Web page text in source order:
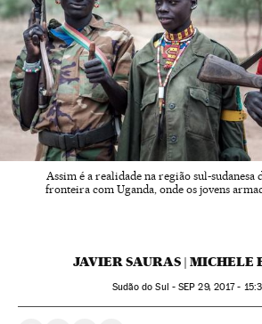
Assim é a realidade na região sul-sudanesa
fronteira com Uganda, onde os jovens
JAVIER SAURAS | MICHELE
Sudão do Sul -SEP 29, 2017 -